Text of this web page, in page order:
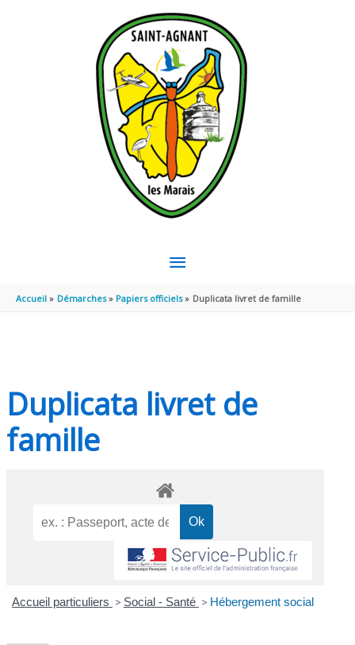
MENU
PRINCIPAL
Accueil Démarches Papiers officiels Duplicata livret de famille
Duplicata livret de
famille
Accueil particuliers > Social - Santé > Hébergement social